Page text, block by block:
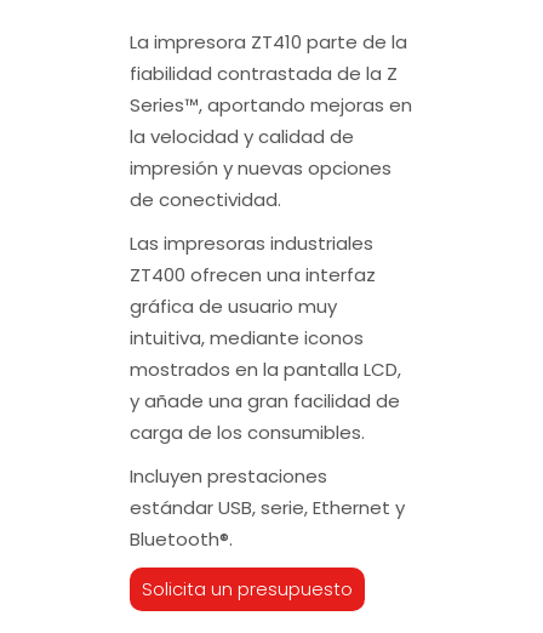
La impresora ZT410 parte de la
fiabilidad contrastada de la Z
Series™, aportando mejoras en
la velocidad y calidad de
impresión y nuevas opciones
de conectividad.
Las impresoras industriales
ZT400 ofrecen una interfaz
gráfica de usuario muy
intuitiva, mediante iconos
mostrados en la pantalla LCD,
y añade una gran facilidad de
carga de los consumibles.
Incluyen prestaciones
estándar USB, serie, Ethernet y
Bluetooth®.
Solicita un presupuesto